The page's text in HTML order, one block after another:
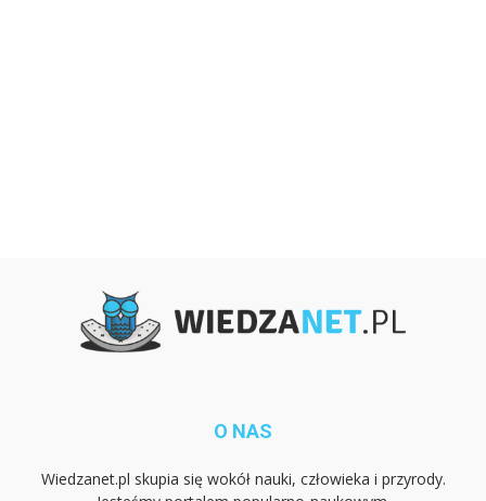
O NAS
Wiedzanet.pl skupia się wokół nauki, człowieka i przyrody.